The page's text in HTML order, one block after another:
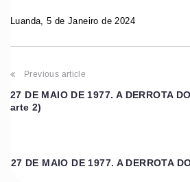
Luanda, 5 de Janeiro de 2024
Previous article
27 DE MAIO DE 1977. A DERROTA
arte 2)
27 DE MAIO DE 1977. A DERROTA